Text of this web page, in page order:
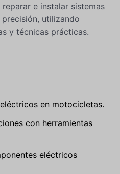
e instalar sistemas
utilizando
y técnicas prácticas.
en motocicletas.
con herramientas
eléctricos